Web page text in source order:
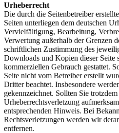
Urheberrecht
Die durch die Seitenbetreiber
Seiten unterliegen dem deutschen
Vervielfältigung, Bearbeitung,
Verwertung außerhalb der Grenzen
schriftlichen Zustimmung des
Downloads und Kopien dieser Seite
kommerziellen Gebrauch gestattet.
Seite nicht vom Betreiber erstellt
Dritter beachtet. Insbesondere
gekennzeichnet. Sollten Sie
Urheberrechtsverletzung
entsprechenden Hinweis. Bei
Rechtsverletzungen werden wir
entfernen.